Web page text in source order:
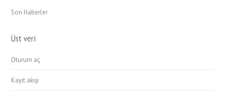
Son Haberler
Üst veri
Oturum aç
Kayıt akışı